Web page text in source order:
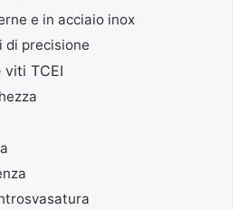
e in acciaio inox
di precisione
viti TCEI